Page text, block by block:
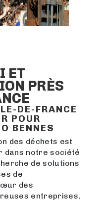
ET
PRÈS
DE-FRANCE
POUR
BENNES
des déchets est
dans notre société
de solutions
de
des
entreprises,